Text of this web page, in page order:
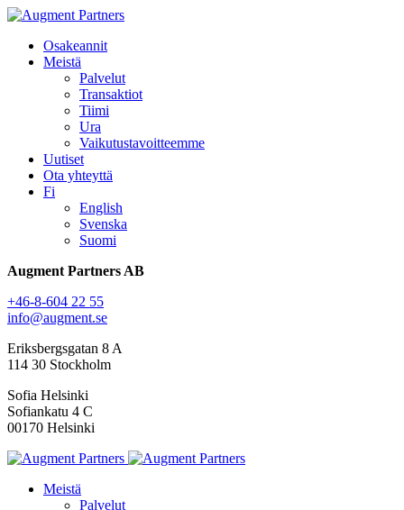
Osakeannit
Meistä
Palvelut
Transaktiot
Tiimi
Ura
Vaikutustavoitteemme
Uutiset
Ota yhteyttä
Fi
English
Svenska
Suomi
Augment Partners AB
+46-8-604 22 55
info@augment.se
Eriksbergsgatan 8 A
114 30 Stockholm
Sofia Helsinki
Sofiankatu 4 C
00170 Helsinki
Meistä
Palvelut